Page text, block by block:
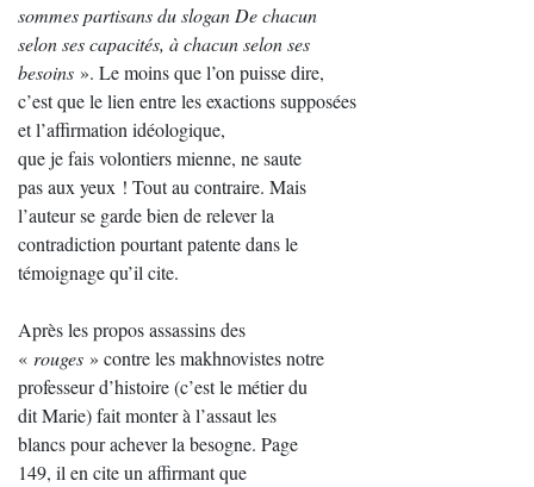
sommes partisans du slogan De chacun
selon ses capacités, à chacun selon ses
besoins ». Le moins que l’on puisse dire,
c’est que le lien entre les exactions supposées
et l’affirmation idéologique,
que je fais volontiers mienne, ne saute
pas aux yeux ! Tout au contraire. Mais
l’auteur se garde bien de relever la
contradiction pourtant patente dans le
témoignage qu’il cite.
Après les propos assassins des
« rouges » contre les makhnovistes notre
professeur d’histoire (c’est le métier du
dit Marie) fait monter à l’assaut les
blancs pour achever la besogne. Page
149, il en cite un affirmant que